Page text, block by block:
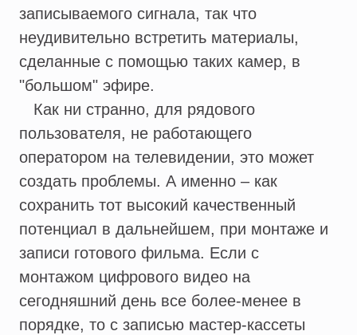
записываемого сигнала, так что
неудивительно встретить материалы,
сделанные с помощью таких камер, в
"большом" эфире.
Как ни странно, для рядового
пользователя, не работающего
оператором на телевидении, это может
создать проблемы. А именно – как
сохранить тот высокий качественный
потенциал в дальнейшем, при монтаже и
записи готового фильма. Если с
монтажом цифрового видео на
сегодняшний день все более-менее в
порядке, то с записью мастер-кассеты